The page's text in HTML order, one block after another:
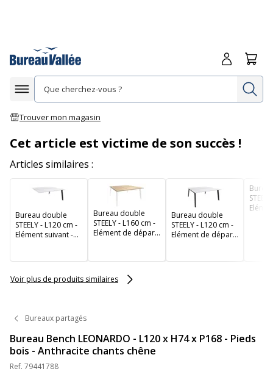
Afficher la navigation
Trouver mon magasin
Me
Cet article est victime de son succès !
Articles similaires :
Bureau double
STEELY - L120 cm -
Elément suivant -
Bureau double
STEELY - L160 cm -
Elément de départ
Chêne clair
Bureau double
STEELY - L120 cm -
Elément de départ
Voir plus de produits similaires
Bureaux partagés
Bureau Bench LEONARDO - L120 x H74 x P168 - Pieds
bois - Anthracite chants chêne
Ref. 79441788